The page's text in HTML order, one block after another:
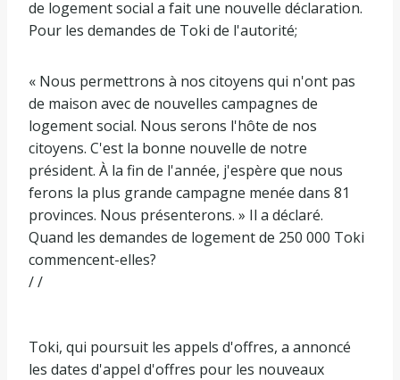
de logement social a fait une nouvelle déclaration.
Pour les demandes de Toki de l'autorité;
« Nous permettrons à nos citoyens qui n'ont pas
de maison avec de nouvelles campagnes de
logement social. Nous serons l'hôte de nos
citoyens. C'est la bonne nouvelle de notre
président. À la fin de l'année, j'espère que nous
ferons la plus grande campagne menée dans 81
provinces. Nous présenterons. » Il a déclaré.
Quand les demandes de logement de 250 000 Toki
commencent-elles?
/ /
Toki, qui poursuit les appels d'offres, a annoncé
les dates d'appel d'offres pour les nouveaux